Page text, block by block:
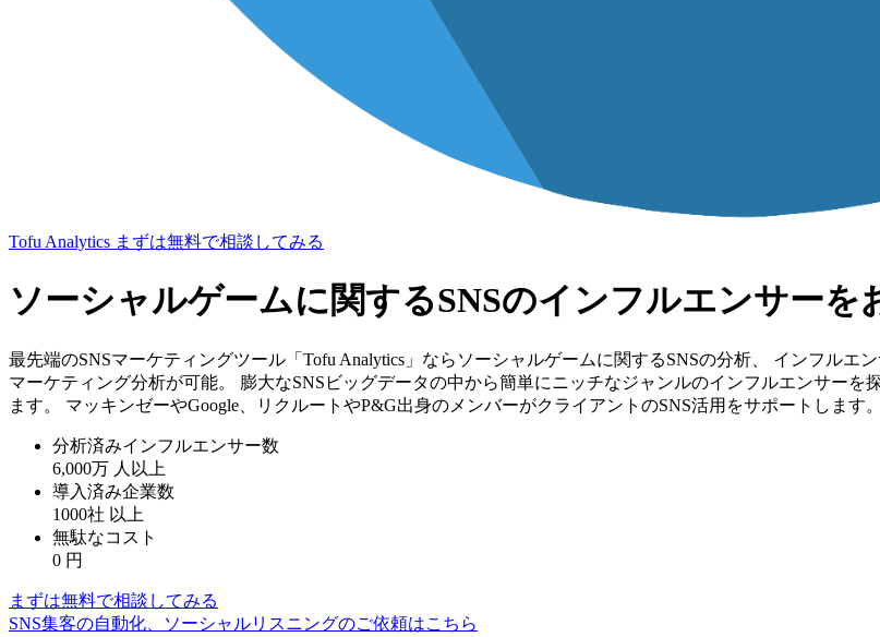
Tofu Analytics まずは無料で相談してみる
ソーシャルゲームに関するSNSのインフルエンサーを
最先端のSNSマーケティングツール「Tofu Analytics」ならソーシャルゲームに関するSNSの分析、 インフル
マーケティング分析が可能。 膨大なSNSビッグデータの中から簡単にニッチなジャンルのインフルエンサー
ます。 マッキンゼーやGoogle、リクルートやP&G出身のメンバーがクライアントのSNS活用をサポートします。
分析済みインフルエンサー数
6,000万 人以上
導入済み企業数
1000社 以上
無駄なコスト
0 円
まずは無料で相談してみる
SNS集客の自動化、ソーシャルリスニングのご依頼はこちら